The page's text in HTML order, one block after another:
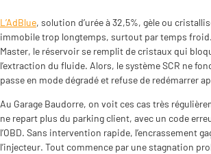
L’AdBlue, solution d’urée à 32,5%, gèle ou
immobile trop longtemps, surtout par temps
Master, le réservoir se remplit de cristaux qui
l’extraction du fluide. Alors, le système SCR ne
passe en mode dégradé et refuse de redémarrer
Au Garage Baudorre, on voit ces cas très
ne repart plus du parking client, avec un code
l’OBD. Sans intervention rapide, l’encrassement
l’injecteur. Tout commence par une stagnation